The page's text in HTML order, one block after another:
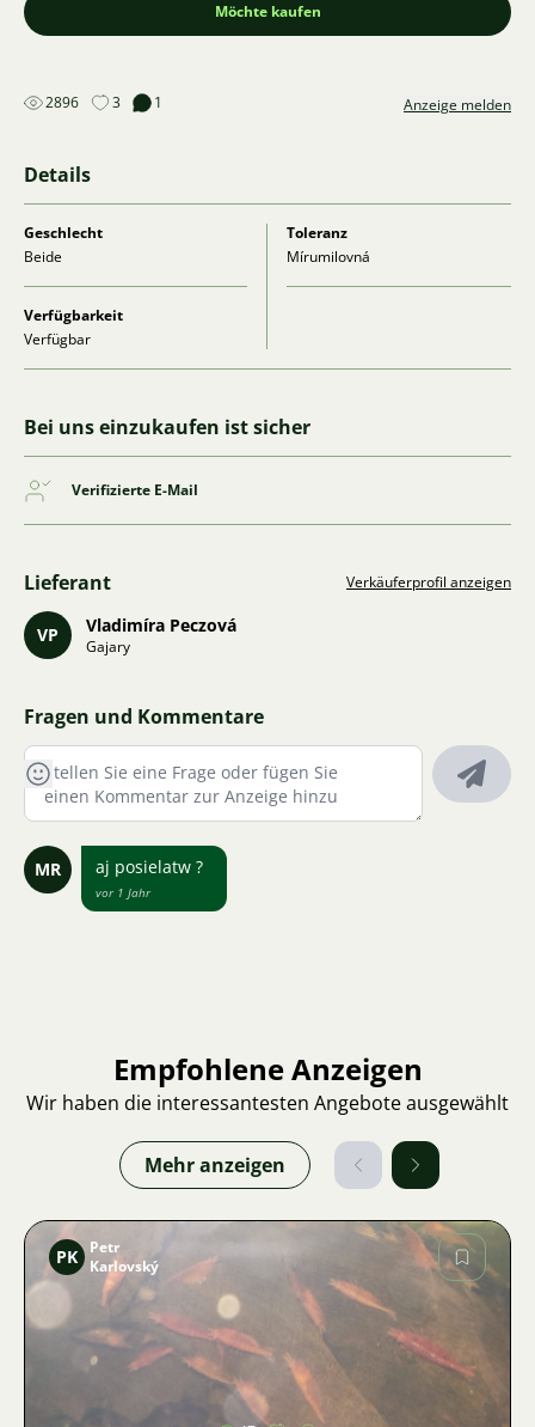
Möchte kaufen
2896 3 1 Anzeige melden
Details
Geschlecht
Beide
Toleranz
Mírumilovná
Verfügbarkeit
Verfügbar
Bei uns einzukaufen ist sicher
Verifizierte E-Mail
Lieferant Verkäuferprofil anzeigen
VP Vladimíra Peczová
Gajary
Fragen und Kommentare
MR aj posielatw ?
vor 1 Jahr
Empfohlene Anzeigen
Wir haben die interessantesten Angebote ausgewählt
Mehr anzeigen
Bild
PK
Petr
Karlovský